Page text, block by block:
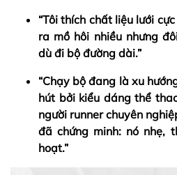
“Tôi thích chất liệu lưới
ra mồ hôi nhiều nhưng
dù đi bộ đường dài.”
“Chạy bộ đang là xu
hút bởi kiểu dáng thể
người runner chuyên
đã chứng minh: nó nhẹ,
hoạt.”